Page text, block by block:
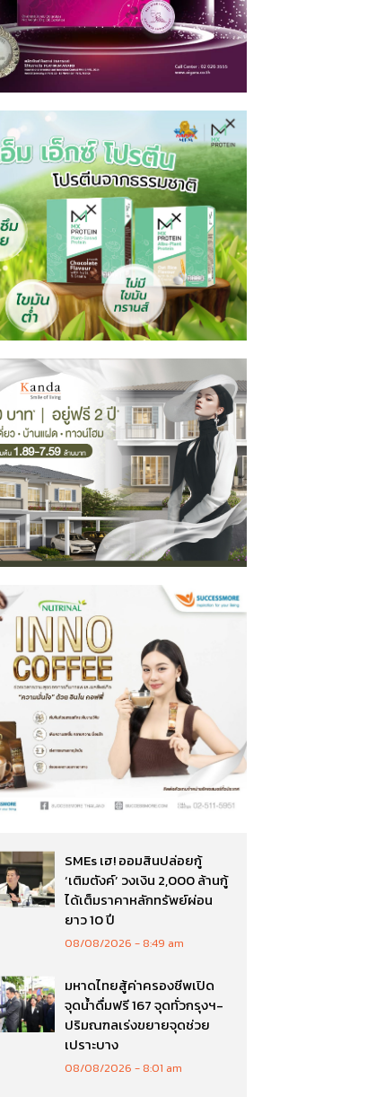
SMEs เฮ! ออมสินปล่อยกู้
‘เติมตังค์’ วงเงิน 2,000 ล้านกู้
ได้เต็มราคาหลักทรัพย์ผ่อน
ยาว 10 ปี
08/08/2026 8:49 am
มหาดไทยสู้ค่าครองชีพเปิด
จุดน้ำดื่มฟรี 167 จุดทั่วกรุงฯ-
ปริมณฑลเร่งขยายจุดช่วย
เปราะบาง
08/08/2026 8:01 am